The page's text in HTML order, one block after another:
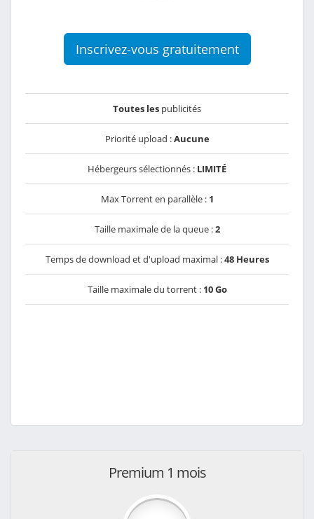
Inscrivez-vous gratuitement
Toutes les publicités
Priorité upload :Aucune
Hébergeurs sélectionnés : LIMITÉ
Max Torrent en parallèle : 1
Taille maximale de la queue :2
Temps de download et d'upload maximal :48 Heures
Taille maximale du torrent : 10 Go
Premium 1 mois